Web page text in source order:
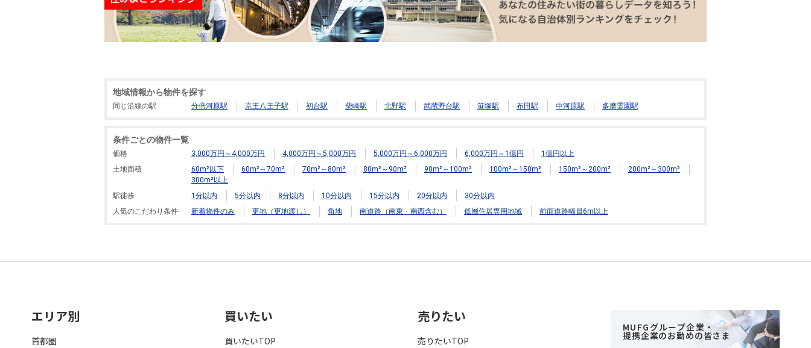
地域情報から物件を探す
同じ沿線の駅 分倍河原駅 京王八王子駅 初台駅 柴崎駅 北野駅 武蔵野台駅 笹塚駅 布田駅 中河原駅 多磨霊園駅
条件ごとの物件一覧
価格 3,000万円～4,000万円 4,000万円～5,000万円 5,000万円～6,000万円 6,000万円～1億円
1億円以上
土地面積
60m²以下 60m²～70m² 70m²～80m² 80m²～90m² 90m²～100m² 100m²～150m² 150m²～200m²
200m²～300m²
300m²以上
駅徒歩
1分以内 5分以内 8分以内 10分以内 15分以内 20分以内
30分以内
人気のこだわり条件
新着物件のみ 更地（更地渡し） 角地 南道路（南東・南西含む） 低層住居専用地域 前面道路幅員6m以上
エリア別
首都圏
買いたい
買いたいTOP
売りたい
売りたいTOP
MUFGグループ企業・
提携企業のお勤めの皆さま